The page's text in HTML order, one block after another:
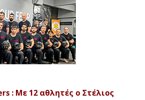
: Με 12 αθλητές ο Στέλιος